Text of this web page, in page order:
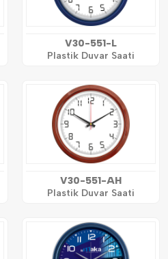
V30-551-L
Plastik Duvar Saati
V30-551-AH
Plastik Duvar Saati